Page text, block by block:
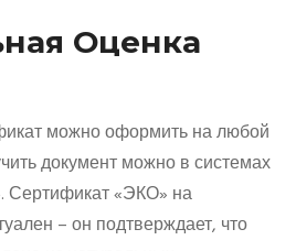
Оценка
можно оформить на любой
документ можно в системах
«ЭКО» на
– он подтверждает, что